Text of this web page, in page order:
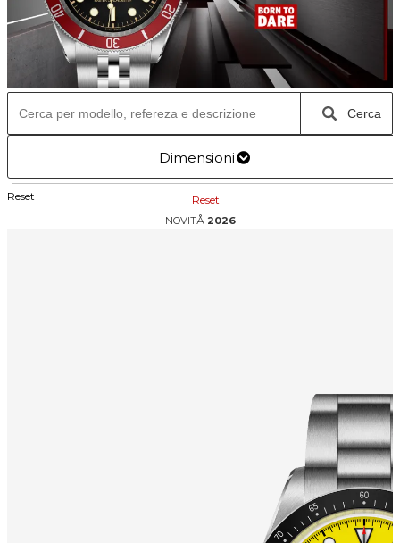
Cerca
Dimensioni
Reset
Reset
NOVITÅ 2026